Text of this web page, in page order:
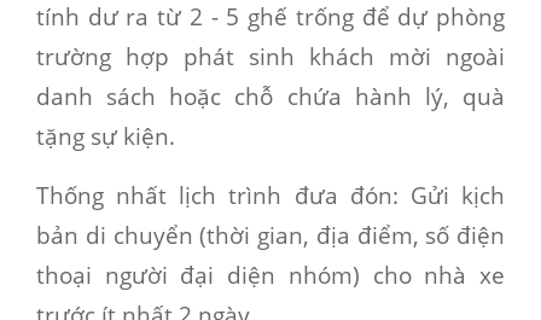
tính dư ra từ 2 - 5 ghế trống để dự phòng
trường hợp phát sinh khách mời ngoài
danh sách hoặc chỗ chứa hành lý, quà
tặng sự kiện.
Thống nhất lịch trình đưa đón: Gửi kịch
bản di chuyển (thời gian, địa điểm, số điện
thoại người đại diện nhóm) cho nhà xe